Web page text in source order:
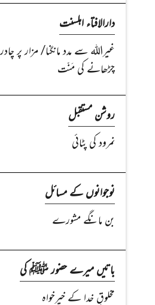
دارالافتاء اہلسنت
غیراللہ سے مدد مانگنا/ مزار پر چادر
چڑھانے کی مَنّت
روشن مستقبل
نمرود کی پٹائی
نوجوانوں کے مسائل
بن مانگے مشورے
باتیں میرے حضور ﷺ کی
مخلوقِ خدا کے خیرخواہ